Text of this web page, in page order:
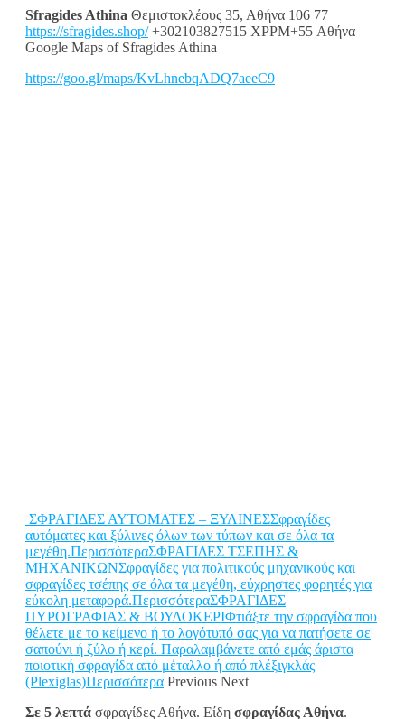
Sfragides Athina Θεμιστοκλέους 35, Αθήνα 106 77
https://sfragides.shop/+302103827515 XPPM+55 Αθήνα
Google Maps of Sfragides Athina
https://goo.gl/maps/KvLhnebqADQ7aeeC9
ΣΦΡΑΓΙΔΕΣ ΑΥΤΟΜΑΤΕΣ – ΞΥΛΙΝΕΣΣφραγίδες
αυτόματες και ξύλινες όλων των τύπων και σε όλα τα
μεγέθη.ΠερισσότεραΣΦΡΑΓΙΔΕΣ ΤΣΕΠΗΣ &
ΜΗΧΑΝΙΚΩΝΣφραγίδες για πολιτικούς μηχανικούς και
σφραγίδες τσέπης σε όλα τα μεγέθη, εύχρηστες φορητές για
εύκολη μεταφορά.ΠερισσότεραΣΦΡΑΓΙΔΕΣ
ΠΥΡΟΓΡΑΦΙΑΣ & ΒΟΥΛΟΚΕΡΙΦτιάξτε την σφραγίδα που
θέλετε με το κείμενο ή το λογότυπό σας για να πατήσετε σε
σαπούνι ή ξύλο ή κερί. Παραλαμβάνετε από εμάς άριστα
ποιοτική σφραγίδα από μέταλλο ή από πλέξιγκλάς
(Plexiglas)Περισσότερα Previous Next
Σε 5 λεπτά σφραγίδες Αθήνα. Είδη σφραγίδας Αθήνα.